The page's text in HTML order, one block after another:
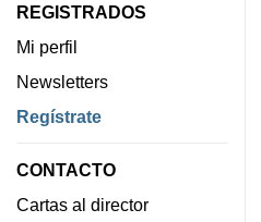
REGISTRADOS
Mi perfil
Newsletters
Regístrate
CONTACTO
Cartas al director